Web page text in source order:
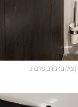
| צילום : מרב פלברג